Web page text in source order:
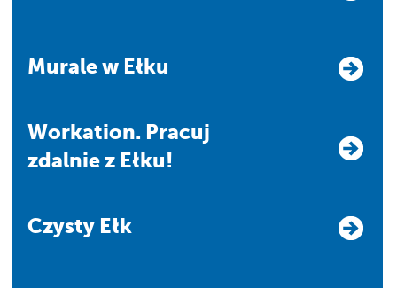
Murale w Ełku
Workation. Pracuj
zdalnie z Ełku!
Czysty Ełk